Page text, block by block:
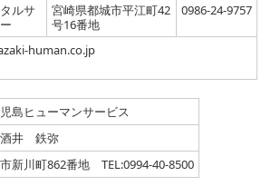
ルサ
宮崎県都城市平江町42
号16番地
0986-24-9757
human.co.jp
島ヒューマンサービス
井 鉄弥
新川町862番地 TEL:0994-40-8500